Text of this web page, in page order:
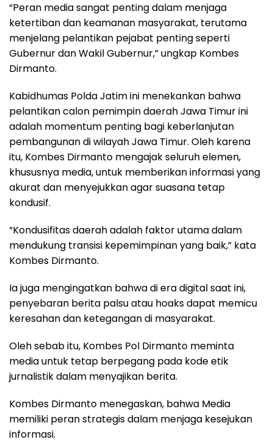
“Peran media sangat penting dalam menjaga
ketertiban dan keamanan masyarakat, terutama
menjelang pelantikan pejabat penting seperti
Gubernur dan Wakil Gubernur,” ungkap Kombes
Dirmanto.
Kabidhumas Polda Jatim ini menekankan bahwa
pelantikan calon pemimpin daerah Jawa Timur ini
adalah momentum penting bagi keberlanjutan
pembangunan di wilayah Jawa Timur. Oleh karena
itu, Kombes Dirmanto mengajak seluruh elemen,
khususnya media, untuk memberikan informasi yang
akurat dan menyejukkan agar suasana tetap
kondusif.
“Kondusifitas daerah adalah faktor utama dalam
mendukung transisi kepemimpinan yang baik,” kata
Kombes Dirmanto.
Ia juga mengingatkan bahwa di era digital saat ini,
penyebaran berita palsu atau hoaks dapat memicu
keresahan dan ketegangan di masyarakat.
Oleh sebab itu, Kombes Pol Dirmanto meminta
media untuk tetap berpegang pada kode etik
jurnalistik dalam menyajikan berita.
Kombes Dirmanto menegaskan, bahwa Media
memiliki peran strategis dalam menjaga kesejukan
informasi.